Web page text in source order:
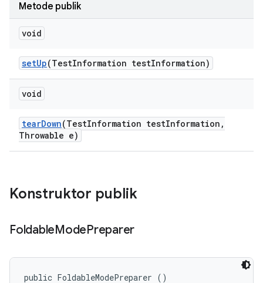
Metode publik
void
setUp(TestInformation testInformation)
void
tearDown(TestInformation testInformation ,
Throwable e)
Konstruktor publik
FoldableModePreparer
public FoldableModePreparer ()